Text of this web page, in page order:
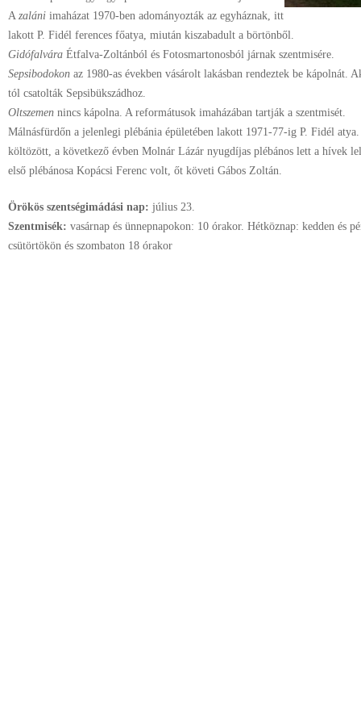
A zaláni imaházat 1970-ben adományozták az egyháznak, itt
lakott P. Fidél ferences főatya, miután kiszabadult a börtönből.
Gidófalvára Étfalva-Zoltánból és Fotosmartonosból járnak szentmisére.
Sepsibodokon az 1980-as években vásárolt lakásban rendeztek be
tól csatolták Sepsibükszádhoz.
Oltszemen nincs kápolna. A reformátusok imaházában tartják a szentmisét.
Málnásfürdőn a jelenlegi plébánia épületében lakott 1971-77-ig P. Fidél
költözött, a következő évben Molnár Lázár nyugdíjas plébános lett a hívek
első plébánosa Kopácsi Ferenc volt, őt követi Gábos Zoltán.
Örökös szentségimádási nap: július 23.
Szentmisék: vasárnap és ünnepnapokon: 10 órakor. Hétköznap: kedden és
csütörtökön és szombaton 18 órakor